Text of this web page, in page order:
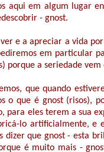
aqui em algum lugar
- gnost.
e a apreciar a vida
em particular
porque a seriedade vem
que quando
o que é gnost (risos),
para eles terem a sua
lo artificialmente, e
dizer que gnost - esta
é muito mais -